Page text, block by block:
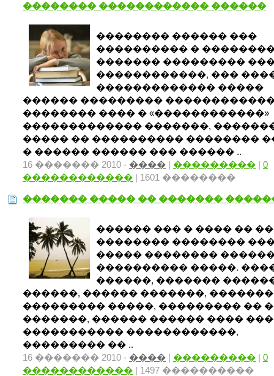
�������� ������������ ������
�������� ������ ���
���������� �
������� ���������
������������, ���
������������� �����
������ ���������
�������� ���� � «������������»
������������� �������,
����� �� ���������� ��������
� ������ ������ ��� ������ ..
16 ������� 2010 - ���� | ��������� | 0
������������ | 1601 ��������
������� ����� �� �������
������ ��� � ���� ��
�������� ��������
����� ��������
���������� �����.
������, �������
������, ������ �������,
��������� �����, ��������� ��
�������, ������ ������ ����
����������� ������������,
��������� �� ..
16 ������� 2010 - ���� | ��������� | 0
������������ | 1497 ����������